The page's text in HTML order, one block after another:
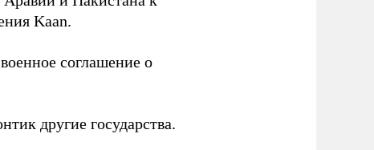
Kaan.
военное соглашение о
другие государства.